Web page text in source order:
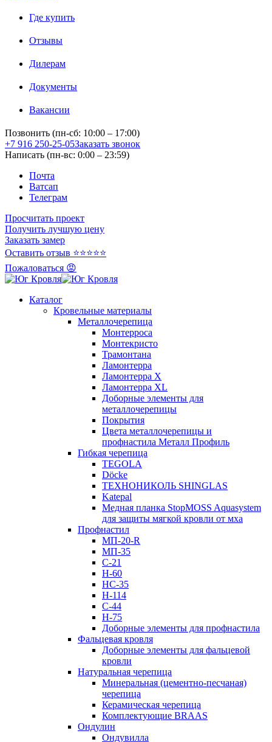
Где купить
Отзывы
Дилерам
Документы
Вакансии
Позвонить (пн-сб: 10:00 – 17:00)
+7 916 250-25-05Заказать звонок
Написать (пн-вс: 0:00 – 23:59)
Почта
Ватсап
Телеграм
Просчитать проект
Получить лучшую цену
Заказать замер
Оставить отзыв ⭐⭐⭐⭐⭐
Пожаловаться 😡
Каталог
Кровельные материалы
Металлочерепица
Монтерроса
Монтекристо
Трамонтана
Ламонтерра
Ламонтерра X
Ламонтерра XL
Доборные элементы для
металлочерепицы
Покрытия
Цвета металлочерепицы и
профнастила Металл Профиль
Гибкая черепица
TEGOLA
Döcke
ТЕХНОНИКОЛЬ SHINGLAS
Katepal
Медная планка StopMOSS Aquasystem
для защиты мягкой кровли от мха
Профнастил
МП-20-R
МП-35
С-21
Н-60
НС-35
Н-114
С-44
Н-75
Доборные элементы для профнастила
Фальцевая кровля
Доборные элементы для фальцевой
кровли
Натуральная черепица
Минеральная (цементно-песчаная)
черепица
Керамическая черепица
Комплектующие BRAAS
Ондулин
Ондувилла